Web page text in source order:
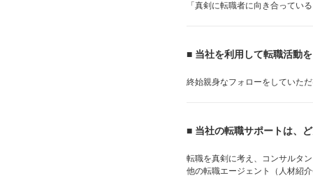
「真剣に転職者に向き合ってい
■ 当社を利用して転職活動
終始親身なフォローをしていた
■ 当社の転職サポートは、
転職を真剣に考え、コンサルタ
他の転職エージェント（人材紹